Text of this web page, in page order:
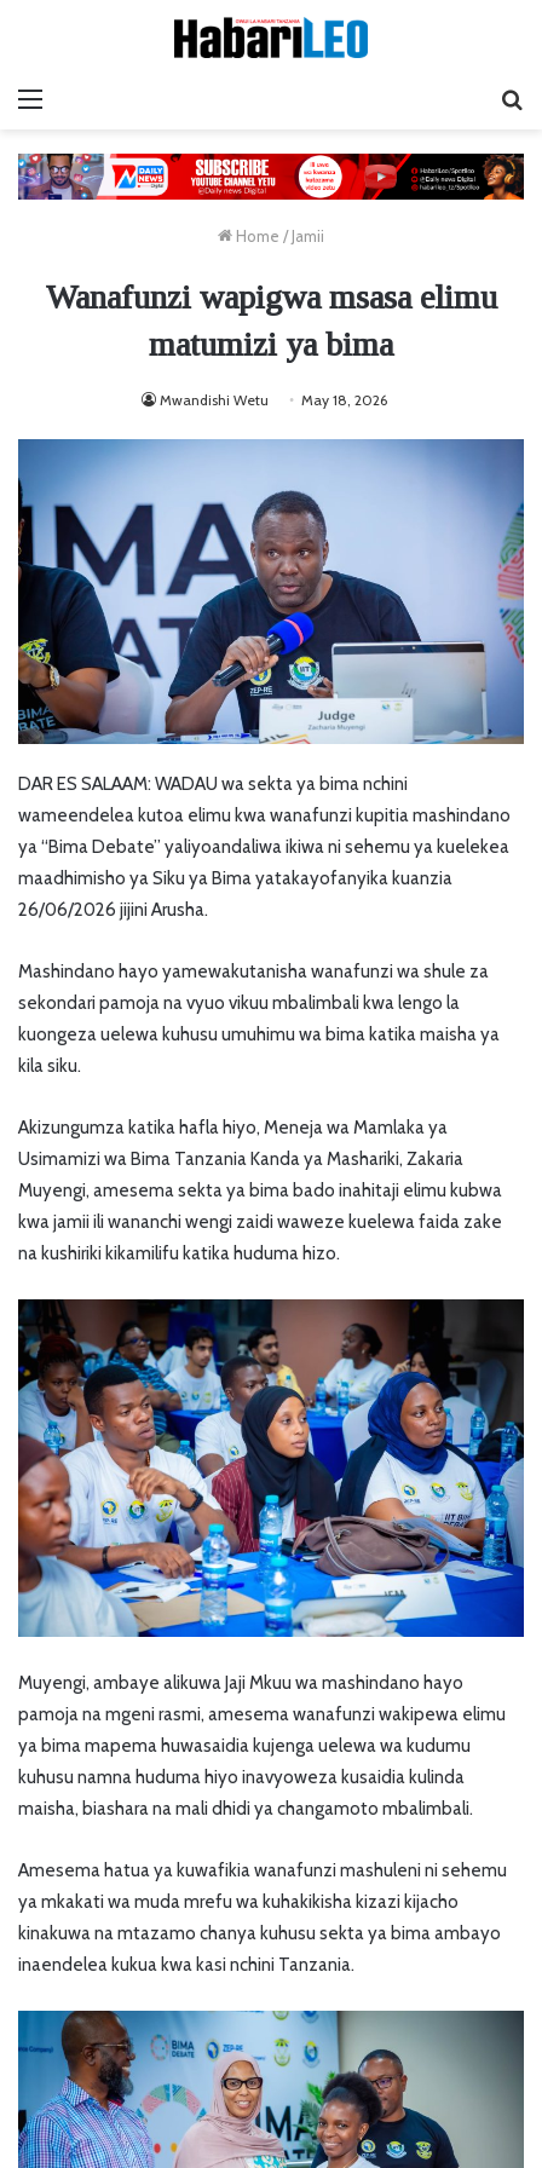
Home / Jamii
Wanafunzi wapigwa msasa elimu
matumizi ya bima
Mwandishi Wetu May 18, 2026
DAR ES SALAAM: WADAU wa sekta ya bima nchini
wameendelea kutoa elimu kwa wanafunzi kupitia mashindano
ya “Bima Debate” yaliyoandaliwa ikiwa ni sehemu ya kuelekea
maadhimisho ya Siku ya Bima yatakayofanyika kuanzia
26/06/2026 jijini Arusha.
Mashindano hayo yamewakutanisha wanafunzi wa shule za
sekondari pamoja na vyuo vikuu mbalimbali kwa lengo la
kuongeza uelewa kuhusu umuhimu wa bima katika maisha ya
kila siku.
Akizungumza katika hafla hiyo, Meneja wa Mamlaka ya
Usimamizi wa Bima Tanzania Kanda ya Mashariki, Zakaria
Muyengi, amesema sekta ya bima bado inahitaji elimu kubwa
kwa jamii ili wananchi wengi zaidi waweze kuelewa faida zake
na kushiriki kikamilifu katika huduma hizo.
Muyengi, ambaye alikuwa Jaji Mkuu wa mashindano hayo
pamoja na mgeni rasmi, amesema wanafunzi wakipewa elimu
ya bima mapema huwasaidia kujenga uelewa wa kudumu
kuhusu namna huduma hiyo inavyoweza kusaidia kulinda
maisha, biashara na mali dhidi ya changamoto mbalimbali.
Amesema hatua ya kuwafikia wanafunzi mashuleni ni sehemu
ya mkakati wa muda mrefu wa kuhakikisha kizazi kijacho
kinakuwa na mtazamo chanya kuhusu sekta ya bima ambayo
inaendelea kukua kwa kasi nchini Tanzania.